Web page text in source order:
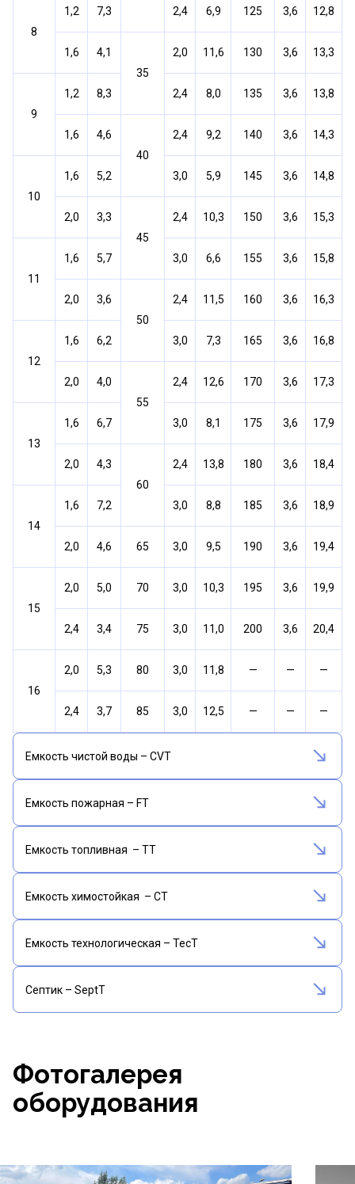
8
1,2 7,3 2,4 6,9 125 3,6 12,8
1,6
4,1
35
2,0 11,6 130 3,6 13,3
9
1,2 8,3 2,4 8,0 135 3,6 13,8
1,6
4,6
40
2,4 9,2 140 3,6 14,3
10
1,6 5,2 3,0 5,9 145 3,6 14,8
2,0
3,3
45
2,4 10,3 150 3,6 15,3
11
1,6 5,7 3,0 6,6 155 3,6 15,8
2,0
3,6
50
2,4 11,5 160 3,6 16,3
12
1,6 6,2 3,0 7,3 165 3,6 16,8
2,0
4,0
55
2,4 12,6 170 3,6 17,3
13
1,6 6,7 3,0 8,1 175 3,6 17,9
2,0
4,3
60
2,4 13,8 180 3,6 18,4
14
1,6 7,2 3,0 8,8 185 3,6 18,9
2,0 4,6 65 3,0 9,5 190 3,6 19,4
15
2,0 5,0 70 3,0 10,3 195 3,6 19,9
2,4 3,4 75 3,0 11,0 200 3,6 20,4
16
2,0 5,3 80 3,0 11,8 — — —
2,4 3,7 85 3,0 12,5 — — —
Емкость чистой воды – CVT
Емкость пожарная – FT
Емкость топливная – TT
Емкость химостойкая – CT
Емкость технологическая – TecT
Септик – SeptT
Фотогалерея
оборудования